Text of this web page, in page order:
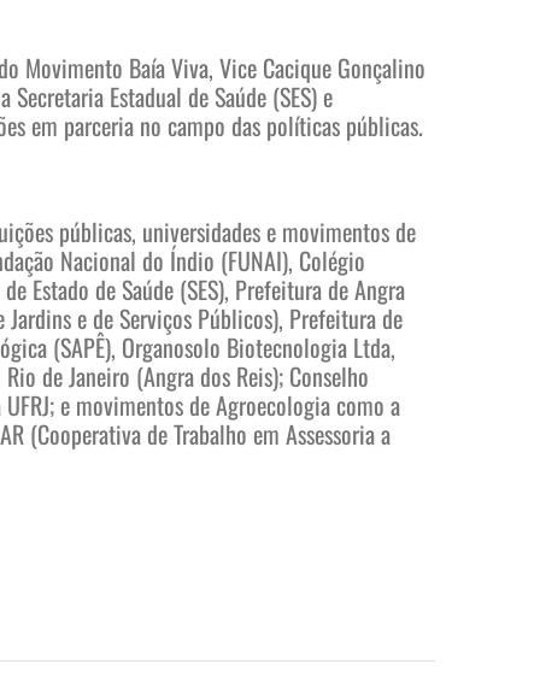
Movimento Baía Viva, Vice Cacique Gonçalino
Estadual de Saúde (SES) e
em parceria no campo das políticas públicas.
públicas, universidades e movimentos de
Nacional do Índio (FUNAI), Colégio
Estado de Saúde (SES), Prefeitura de Angra
e de Serviços Públicos), Prefeitura de
(SAPÊ), Organosolo Biotecnologia Ltda,
de Janeiro (Angra dos Reis); Conselho
e movimentos de Agroecologia como a
(Cooperativa de Trabalho em Assessoria a